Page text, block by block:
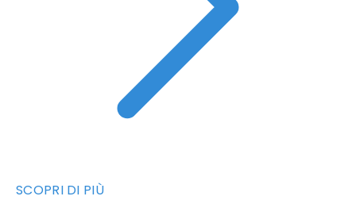
SCOPRI DI PIÙ